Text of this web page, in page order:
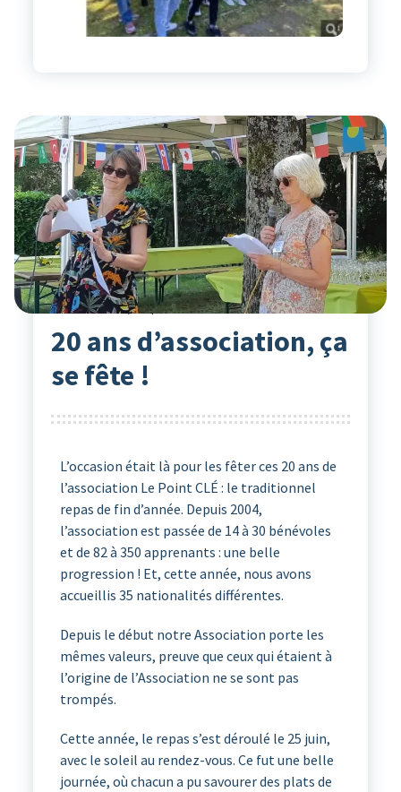
Actualités
28Juin 2024 Le point Clé
20 ans d’association, ça
se fête !
L’occasion était là pour les fêter ces 20 ans de
l’association Le Point CLÉ : le traditionnel
repas de fin d’année. Depuis 2004,
l’association est passée de 14 à 30 bénévoles
et de 82 à 350 apprenants : une belle
progression ! Et, cette année, nous avons
accueillis 35 nationalités différentes.
Depuis le début notre Association porte les
mêmes valeurs, preuve que ceux qui étaient à
l’origine de l’Association ne se sont pas
trompés.
Cette année, le repas s’est déroulé le 25 juin,
avec le soleil au rendez-vous. Ce fut une belle
journée, où chacun a pu savourer des plats de